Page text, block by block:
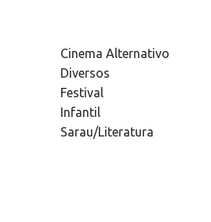
Cinema Alternativo
Diversos
Festival
Infantil
Sarau/Literatura